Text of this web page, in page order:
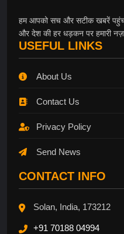
हम आपको सच और सटीक खबरें
और देश की हर धड़कन पर हमारी
USEFUL LINKS
About Us
Contact Us
Privacy Policy
Send News
CONTACT INFO
Solan, India, 173212
+91 70188 04994